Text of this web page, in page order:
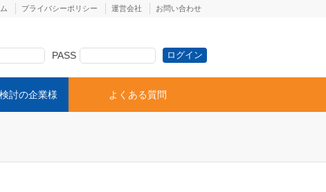
プライバシーポリシー 運営会社 お問い合わせ
PASS
討の企業様 よくある質問